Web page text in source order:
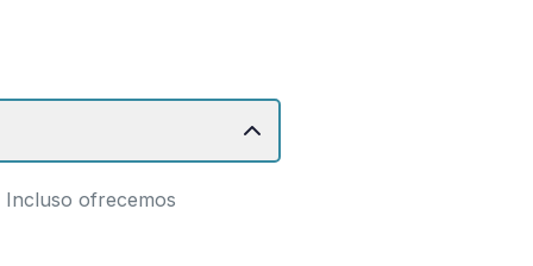
Incluso ofrecemos